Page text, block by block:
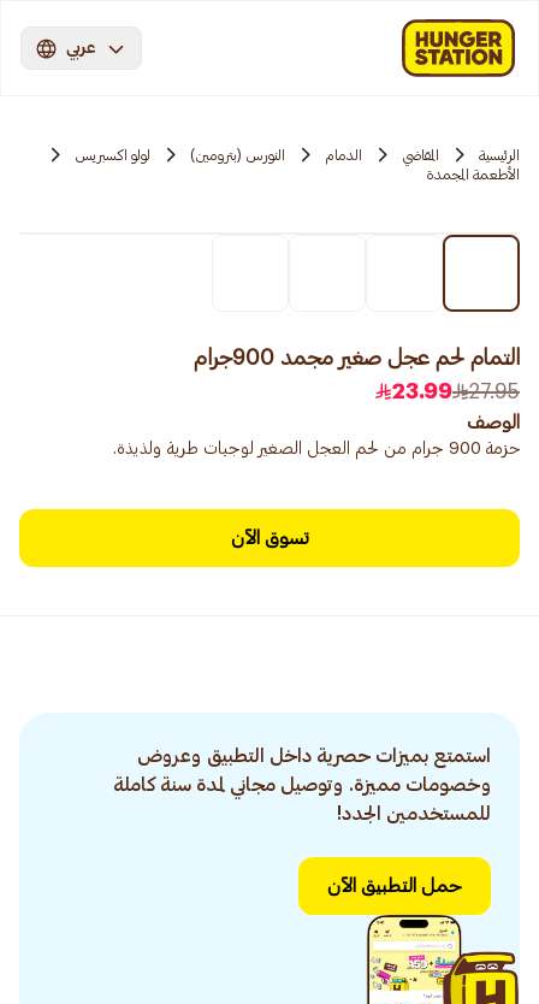
عربي
الرئيسية المقاضي الدمام النورس (بترومين)
لولو اكسبريس
الأطعمة المجمدة
التمام لحم عجل صغير مجمد 900جرام
27.95
23.99
الوصف
حزمة 900 جرام من لحم العجل الصغير لوجبات طرية ولذيذة.
تسوق الآن
استمتع بميزات حصرية داخل التطبيق وعروض
وخصومات مميزة. وتوصيل مجاني لمدة سنة كاملة
للمستخدمين الجدد!
حمل التطبيق الآن